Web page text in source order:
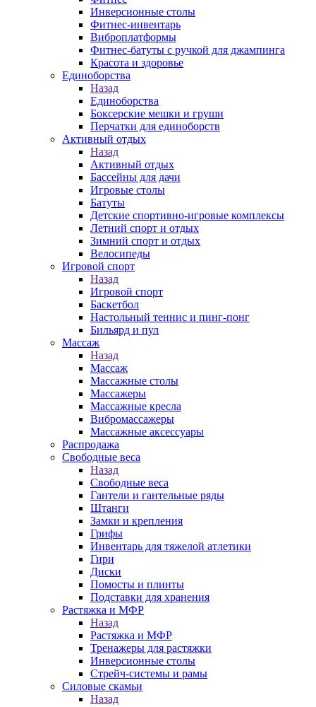
Инверсионные столы
Фитнес-инвентарь
Виброплатформы
Фитнес-батуты с ручкой для джампинга
Красота и здоровье
Единоборства
Назад
Единоборства
Боксерские мешки и груши
Перчатки для единоборств
Активный отдых
Назад
Активный отдых
Бассейны для дачи
Игровые столы
Батуты
Детские спортивно-игровые комплексы
Летний спорт и отдых
Зимний спорт и отдых
Велосипеды
Игровой спорт
Назад
Игровой спорт
Баскетбол
Настольный теннис и пинг-понг
Бильярд и пул
Массаж
Назад
Массаж
Массажные столы
Массажеры
Массажные кресла
Вибромассажеры
Массажные аксессуары
Распродажа
Свободные веса
Назад
Свободные веса
Гантели и гантельные ряды
Штанги
Замки и крепления
Грифы
Инвентарь для тяжелой атлетики
Гири
Диски
Помосты и плинты
Подставки для хранения
Растяжка и МФР
Назад
Растяжка и МФР
Тренажеры для растяжки
Инверсионные столы
Стрейч-системы и рамы
Силовые скамьи
Назад